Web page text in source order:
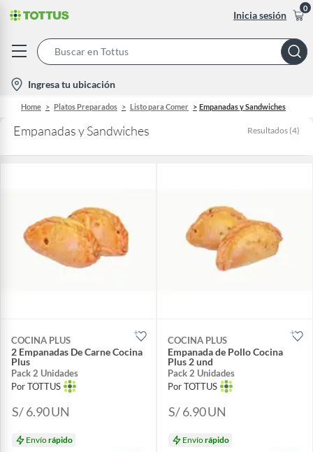
Inicia sesión
0
Bar
location-
icon
Ingresa tu ubicación
Home Platos Preparados Listo para Comer Empanadas y Sandwiches
Empanadas y Sandwiches Resultados (4)
COCINA PLUS
2 Empanadas De Carne Cocina
Plus
Pack 2 Unidades
Por TOTTUS
S/ 6.90UN
Envíorápido
COCINA PLUS
Empanada de Pollo Cocina
Plus 2 und
Pack 2 Unidades
Por TOTTUS
S/ 6.90UN
Envíorápido